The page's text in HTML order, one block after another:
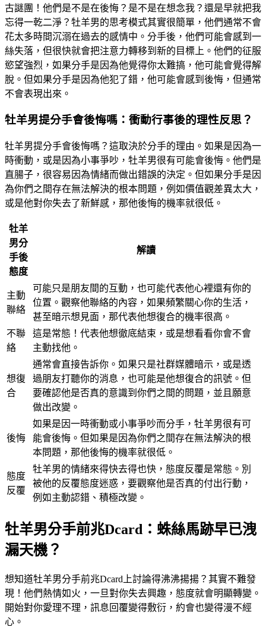
古謎團！他們是不是在後悔？是不是在想念我？還是早就把我
忘得一乾二淨？牡羊男的思考模式其實很簡單，他們通常不會
花太多時間沉溺在過去的感情中。分手後，他們可能會感到一
絲失落，但很快就會把注意力轉移到新的目標上。他們的征服
慾望強烈，如果分手是因為他覺得你太難搞，他可能會覺得解
脫。但如果分手是因為他犯了錯，他可能會感到後悔，但通常
不會表現出來。
牡羊男提分手會後悔嗎：衝動行事後的理性反思？
牡羊男提分手會後悔嗎？這取決於分手的理由。如果是因為一
時衝動，或是因為小事爭吵，牡羊男很有可能會後悔。他們是
直腸子，很容易因為情緒而做出錯誤的決定。但如果分手是因
為你們之間存在無法解決的根本問題，例如價值觀差異太大，
或是他對你失去了新鮮感，那他後悔的機率就很低。
牡羊
男分
手後
態度
解讀
主動
聯絡
可能只是朋友間的互動，也可能代表他心裡還有你的
位置。觀察他聯絡的內容，如果頻繁關心你的生活，
甚至暗示想見面，那代表他想復合的機率很高。
不聯
絡
這是常態！代表他想徹底結束，或是想看看你會不會
主動找他。
想復
合
通常會直接告訴你。如果只是社群媒體暗示，或是透
過朋友打聽你的消息，也可能是他想復合的訊號。但
要確認他是否真的意識到你們之間的問題，並且願意
做出改變。
後悔
如果是因一時衝動或小事爭吵而分手，牡羊男很有可
能會後悔。但如果是因為你們之間存在無法解決的根
本問題，那他後悔的機率就很低。
態度
反覆
牡羊男的情緒來得快去得也快，態度反覆是常態。別
被他的反覆態度迷惑，要觀察他是否真的付出行動，
例如主動認錯、積極改變。
牡羊男分手前兆Dcard：蛛絲馬跡早已洩
漏天機？
想知道牡羊男分手前兆Dcard上討論得沸沸揚揚？其實不難發
現！他們熱情如火，一旦對你失去興趣，態度就會明顯轉變。
開始對你愛理不理，訊息回覆變得敷衍，約會也變得漫不經
心。